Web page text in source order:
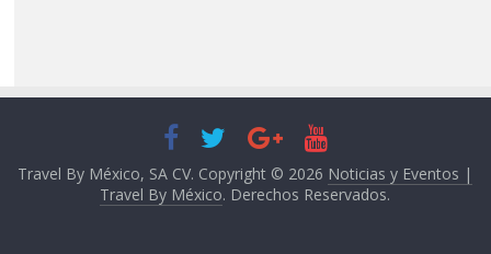
Travel By México, SA CV. Copyright © 2026 Noticias y Eventos |
Travel By México. Derechos Reservados.